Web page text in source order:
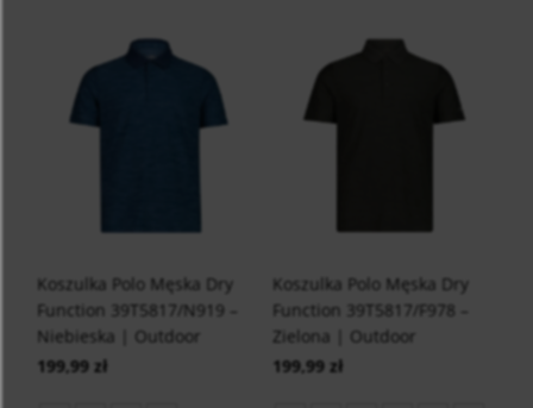
Koszulka Polo Męska Dry
Function 39T5817/N919 –
Niebieska | Outdoor
199,99 zł
Koszulka Polo Męska Dry
Function 39T5817/F978 –
Zielona | Outdoor
199,99 zł